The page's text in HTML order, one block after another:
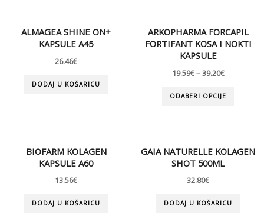
ALMAGEA SHINE ON+
KAPSULE A45
26.46€
DODAJ U KOŠARICU
ARKOPHARMA FORCAPIL
FORTIFANT KOSA I NOKTI
KAPSULE
19.59€–39.20€
ODABERI OPCIJE
BIOFARM KOLAGEN
KAPSULE A60
13.56€
DODAJ U KOŠARICU
GAIA NATURELLE KOLAGEN
SHOT 500ML
32.80€
DODAJ U KOŠARICU